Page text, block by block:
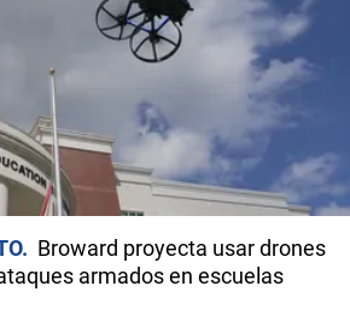
Broward proyecta usar drones
armados en escuelas